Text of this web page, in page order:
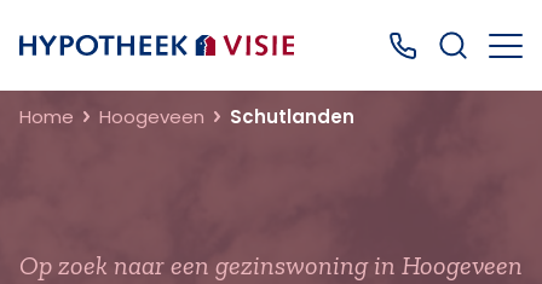
Terug naar home Bel ons: 0499
Home Hoogeveen Schutlanden
Op zoek naar een gezinswoning in Hoogeveen